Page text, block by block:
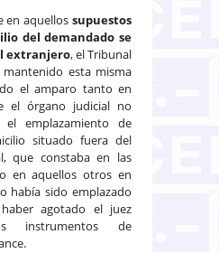
en aquellos supuestos
del demandado se
extranjero, el Tribunal
esta misma
el amparo tanto en
el órgano judicial no
el emplazamiento de
situado fuera del
que constaba en las
en aquellos otros en
había sido emplazado
agotado el juez
instrumentos de